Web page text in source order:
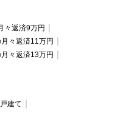
々返済9万円
々返済11万円
々返済13万円
建て